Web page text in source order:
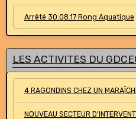
Arrêté 30.08.17 Rong Aquatique
LES ACTIVITES DU
4 RAGONDINS CHEZ UN
NOUVEAU SECTEUR